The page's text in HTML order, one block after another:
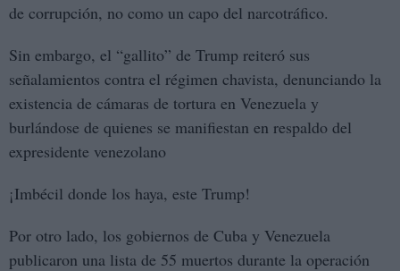
de corrupción, no como un capo del narcotráfico.
Sin embargo, el “gallito” de Trump reiteró sus
señalamientos contra el régimen chavista, denunciando la
existencia de cámaras de tortura en Venezuela y
burlándose de quienes se manifiestan en respaldo del
expresidente venezolano
¡Imbécil donde los haya, este Trump!
Por otro lado, los gobiernos de Cuba y Venezuela
publicaron una lista de 55 muertos durante la operación